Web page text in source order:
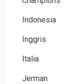
Indonesia
Inggris
Italia
Jerman